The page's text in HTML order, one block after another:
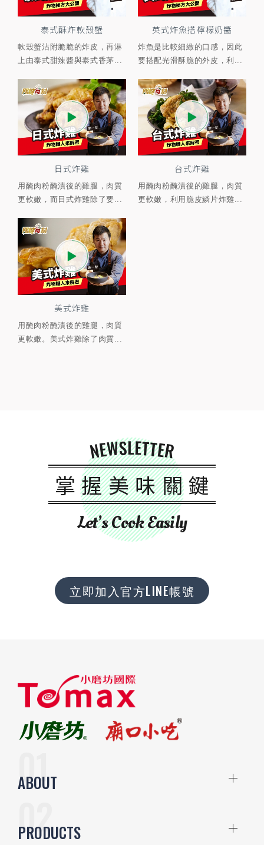
泰式酥炸軟殼蟹
軟殼蟹沾附脆脆的炸皮，再淋
上由泰式甜辣醬與泰式香茅...
英式炸魚搭檸檬奶醬
炸魚是比較細緻的口感，因此
要搭配光滑酥脆的外皮，利...
日式炸雞
用醃肉粉醃漬後的雞腿，肉質
更軟嫩，而日式炸雞除了要...
台式炸雞
用醃肉粉醃漬後的雞腿，肉質
更軟嫩，利用脆皮鱗片炸雞...
美式炸雞
用醃肉粉醃漬後的雞腿，肉質
更軟嫩。美式炸雞除了肉質...
NEWSLETTER
掌握美味關鍵
Let’s Cook Easily
立即加入官方LINE帳號
ABOUT
PRODUCTS